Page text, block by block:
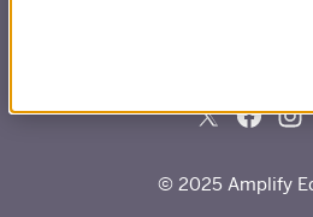
© 2025 Amplify